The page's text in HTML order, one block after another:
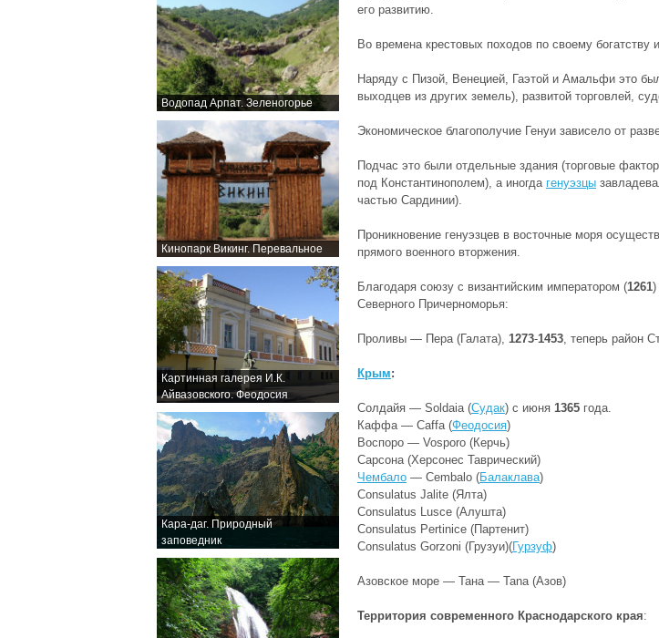
Водопад Арпат. Зеленогорье
Кинопарк Викинг. Перевальное
Картинная галерея И.К.
Айвазовского. Феодосия
Кара-даг. Природный
заповедник
его развитию.
Во времена крестовых походов по своему
Наряду с Пизой, Венецией, Гаэтой и Амальфи это
выходцев из других земель), развитой торговлей,
Экономическое благополучие Генуи зависело от
Подчас это были отдельные здания (торговые
под Константинополем), а иногда генуэзцы
частью Сардинии).
Проникновение генуэзцев в восточные моря
прямого военного вторжения.
Благодаря союзу с византийским императором (1261)
Северного Причерноморья:
Проливы — Пера (Галата), 1273-1453, теперь район
Крым:
Солдайя — Soldaia (Судак) с июня 1365 года.
Каффа — Caffa (Феодосия)
Воспоро — Vosporo (Керчь)
Сарсона (Херсонес Таврический)
Чембало — Cembalo (Балаклава)
Consulatus Jalite (Ялта)
Consulatus Lusce (Алушта)
Consulatus Pertinice (Партенит)
Consulatus Gorzoni (Грузуи)(Гурзуф)
Азовское море — Тана — Tana (Азов)
Территория современного Краснодарского края: